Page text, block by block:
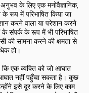
अनुभव के लिए एक मनोवैज्ञानिक,
के रूप में परिभाषित किया जा
करने वाला या परेशान करने
संपर्क के रूप में भी परिभाषित
की सामना करने की क्षमता से
हो।
कि एक व्यक्ति को जो आघात
नहीं पहुँचा सकता है। कुछ
इसे दूर करने के लिए काम